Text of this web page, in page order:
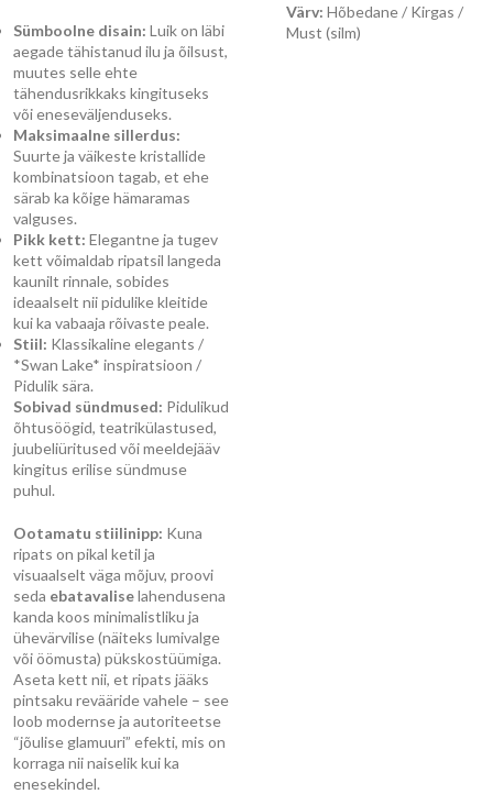
Sümboolne disain: Luik on läbi
aegade tähistanud ilu ja õilsust,
muutes selle ehte
tähendusrikkaks kingituseks
või eneseväljenduseks.
Maksimaalne sillerdus:
Suurte ja väikeste kristallide
kombinatsioon tagab, et ehe
särab ka kõige hämaramas
valguses.
Pikk kett: Elegantne ja tugev
kett võimaldab ripatsil langeda
kaunilt rinnale, sobides
ideaalselt nii pidulike kleitide
kui ka vabaaja rõivaste peale.
Stiil: Klassikaline elegants /
*Swan Lake* inspiratsioon /
Pidulik sära.
Sobivad sündmused: Pidulikud
õhtusöögid, teatrikülastused,
juubeliüritused või meeldejääv
kingitus erilise sündmuse
puhul.
Ootamatu stiilinipp: Kuna
ripats on pikal ketil ja
visuaalselt väga mõjuv, proovi
seda ebatavaliselahendusena
kanda koos minimalistliku ja
ühevärvilise (näiteks lumivalge
või öömusta) pükskostüümiga.
Aseta kett nii, et ripats jääks
pintsaku revääride vahele – see
loob modernse ja autoriteetse
“jõulise glamuuri” efekti, mis on
korraga nii naiselik kui ka
enesekindel.
Värv: Hõbedane / Kirgas /
Must (silm)